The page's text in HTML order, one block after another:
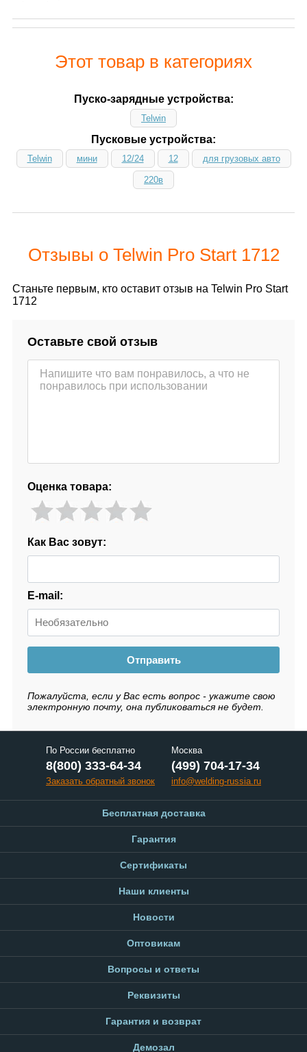
Этот товар в категориях
Пуско-зарядные устройства:
Telwin
Пусковые устройства:
Telwin мини 12/24 12 для грузовых авто
220в
Отзывы о Telwin Pro Start 1712
Станьте первым, кто оставит отзыв на Telwin Pro Start
1712
Оставьте свой отзыв
Оценка товара:
Как Вас зовут:
E-mail:
Отправить
Пожалуйста, если у Вас есть вопрос - укажите свою
электронную почту, она публиковаться не будет.
По России бесплатно
8(800) 333-64-34
Заказать обратный звонок
Москва
(499) 704-17-34
info@welding-russia.ru
Бесплатная доставка
Гарантия
Сертификаты
Наши клиенты
Новости
Оптовикам
Вопросы и ответы
Реквизиты
Гарантия и возврат
Демозал